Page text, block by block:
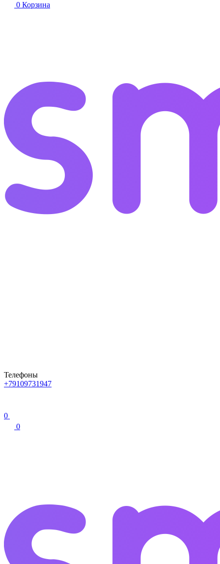
0 Корзина
Телефоны
+79109731947
0
0